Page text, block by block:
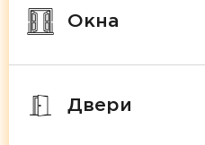
Окна
Двери